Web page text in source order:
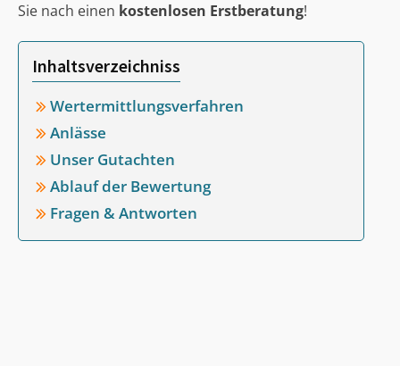
Sie nach einen kostenlosen Erstberatung!
Inhaltsverzeichniss
Wertermittlungsverfahren
Anlässe
Unser Gutachten
Ablauf der Bewertung
Fragen & Antworten